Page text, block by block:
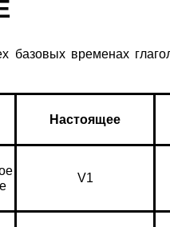
базовых временах
Настоящее
V1